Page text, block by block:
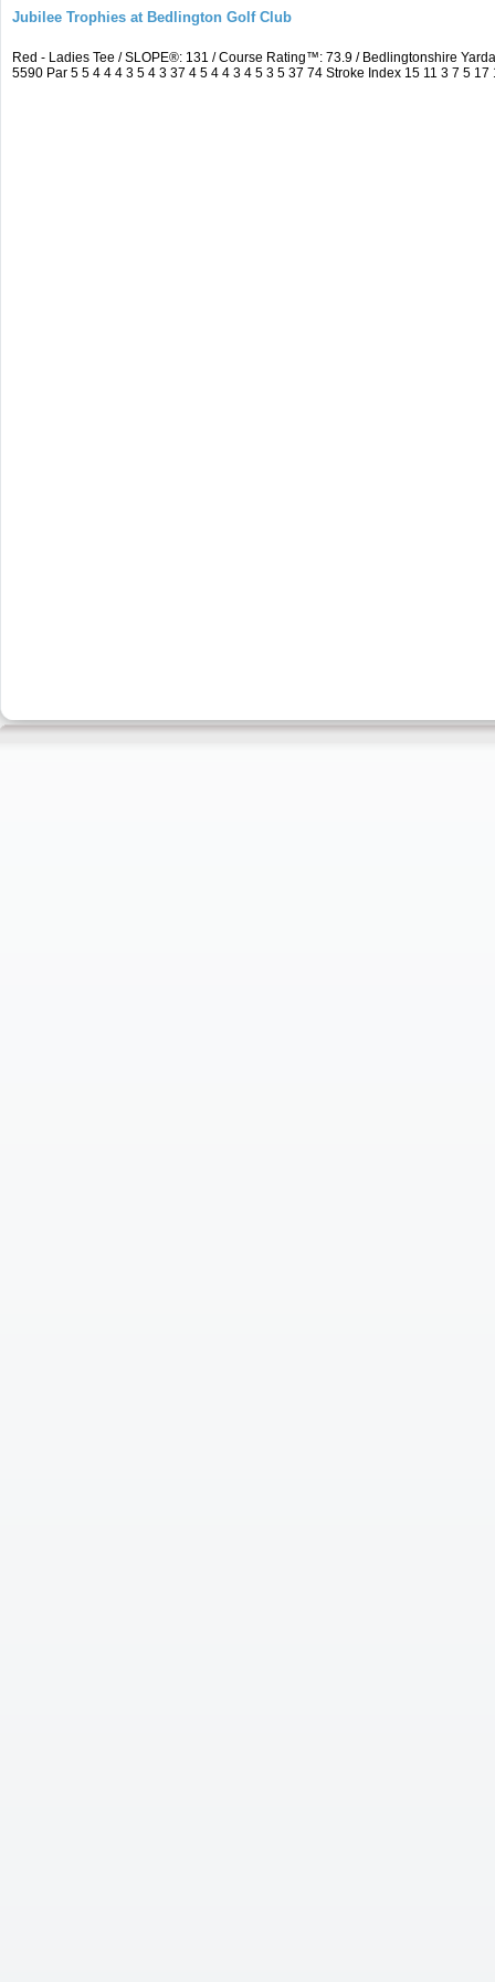
Jubilee Trophies at Bedlington Golf Club
Red - Ladies Tee / SLOPE®: 131 / Course Rating™: 73.9 / Bedlingtonshire
5590 Par 5 5 4 4 4 3 5 4 3 37 4 5 4 4 3 4 5 3 5 37 74 Stroke Index 15 11 3 7 5